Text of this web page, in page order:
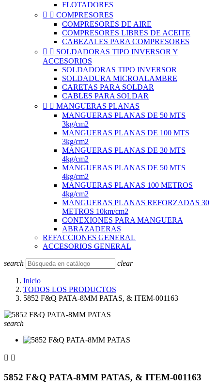
FLOTADORES
  COMPRESORES
COMPRESORES DE AIRE
COMPRESORES LIBRES DE ACEITE
CABEZALES PARA COMPRESORES
  SOLDADORAS TIPO INVERSOR Y
ACCESORIOS
SOLDADORAS TIPO INVERSOR
SOLDADURA MICROALAMBRE
CARETAS PARA SOLDAR
CABLES PARA SOLDAR
  MANGUERAS PLANAS
MANGUERAS PLANAS DE 50 MTS
3kg/cm2
MANGUERAS PLANAS DE 100 MTS
3kg/cm2
MANGUERAS PLANAS DE 30 MTS
4kg/cm2
MANGUERAS PLANAS DE 50 MTS
4kg/cm2
MANGUERAS PLANAS 100 METROS
4kg/cm2
MANGUERAS PLANAS REFORZADAS 30
METROS 10km/cm2
CONEXIONES PARA MANGUERA
ABRAZADERAS
REFACCIONES GENERAL
ACCESORIOS GENERAL
search clear
Inicio
TODOS LOS PRODUCTOS
5852 F&Q PATA-8MM PATAS, & ITEM-001163
search
 
5852 F&Q PATA-8MM PATAS, & ITEM-001163